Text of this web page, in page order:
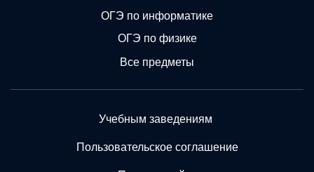
ОГЭ по информатике
ОГЭ по физике
Все предметы
Учебным заведениям
Пользовательское соглашение